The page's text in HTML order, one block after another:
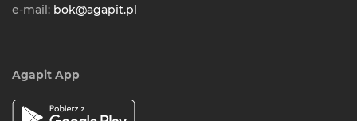
e-mail: bok@agapit.pl
Agapit App